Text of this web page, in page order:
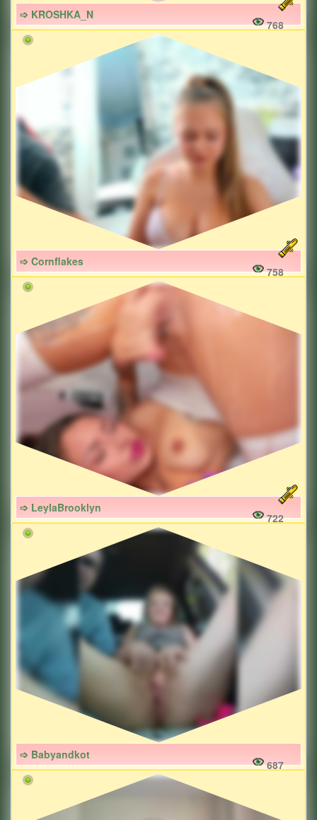
➩ KROSHKA_N
768
➩ Cornflakes
758
➩ LeylaBrooklyn
722
➩ Babyandkot
687